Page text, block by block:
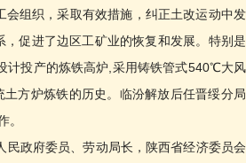
组织，采取有效措施，纠正土改运动中发
促进了边区工矿业的恢复和发展。特别是
计投产的炼铁高炉,采用铸铁管式540℃大风
方炉炼铁的历史。临汾解放后任晋绥分局
。
政府委员、劳动局长，陕西省经济委员会